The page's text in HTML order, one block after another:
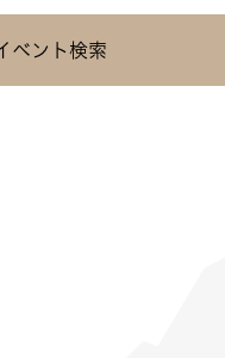
ベント検索